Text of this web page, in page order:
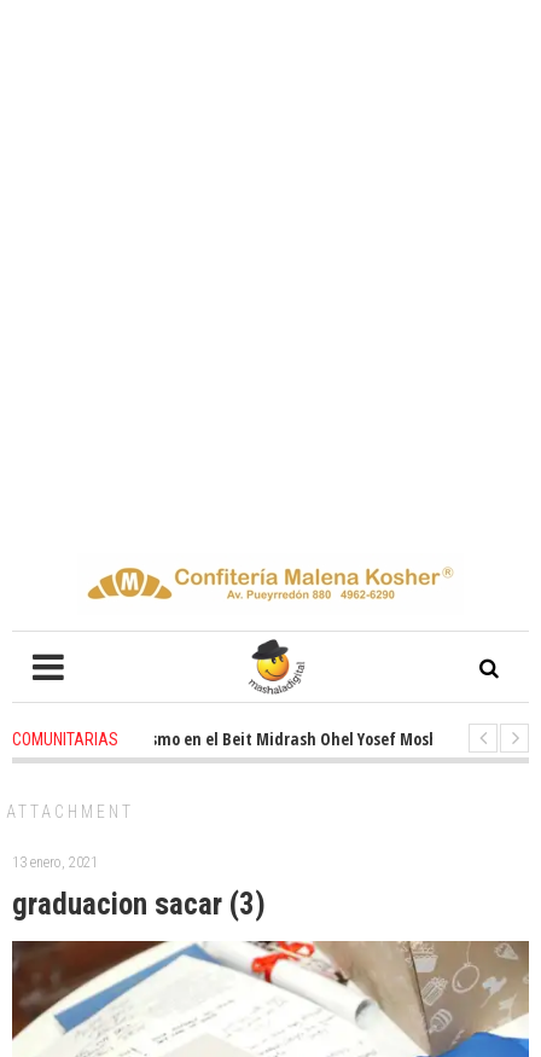
COMUNITARIAS
entusiasmo en el Beit Midrash Ohel Yosef Moshe 4 weeks ago -
ATTACHMENT
13 enero, 2021
graduacion sacar (3)